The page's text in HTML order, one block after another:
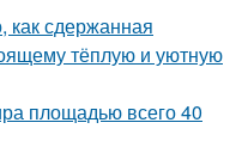
как сдержанная
тёплую и уютную
площадью всего 40